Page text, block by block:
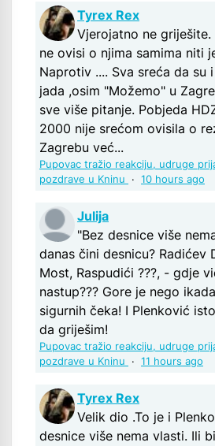
Tyrex Rex
Vjerojatno ne
ne ovisi o njima samima niti
Naprotiv .... Sva sreća da su
jada ,osim "Možemo" u
sve više pitanje. Pobjeda
2000 nije srećom ovisila o
Zagrebu već...
Pupovac tražio reakciju, udruge
pozdrave u Kninu
· 10 hours ago
Julija
"Bez desnice više
danas čini desnicu? Radićev
Most, Raspudići ???, - gdje
nastup??? Gore je nego
sigurnih čeka! I Plenković
da griješim!
Pupovac tražio reakciju, udruge
pozdrave u Kninu
· 11 hours ago
Tyrex Rex
Velik dio .To je i
desnice više nema vlasti. Ili